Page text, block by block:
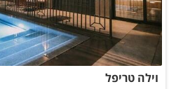
וילה טריפל